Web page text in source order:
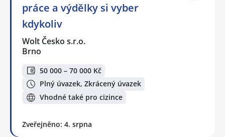
práce a výdělky si vyber
kdykoliv
Wolt Česko s.r.o.
Brno
50 000 – 70 000 Kč
Plný úvazek, Zkrácený úvazek
Vhodné také pro cizince
Zveřejněno: 4. srpna